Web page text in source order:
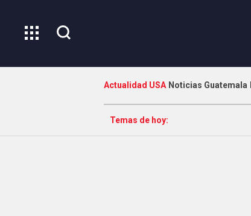
Actualidad USA Noticias Guatemala
Temas de hoy: